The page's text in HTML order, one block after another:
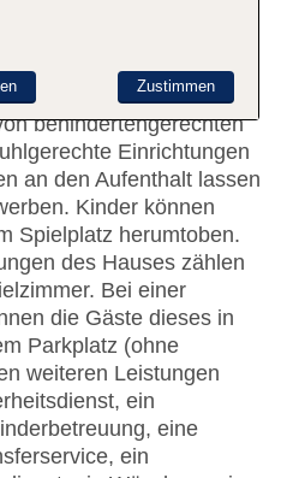
Die Gäste
surfen (ohne
der Buchung von
geboten. Das Hotel
behindertengerechten
Einrichtungen
an den Aufenthalt lassen
Kinder können
Spielplatz herumtoben.
des Hauses zählen
Bei einer
die Gäste dieses in
Parkplatz (ohne
weiteren Leistungen
ein
eine
ein
Zustimmen